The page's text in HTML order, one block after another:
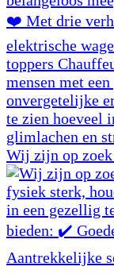
Wij zijn op